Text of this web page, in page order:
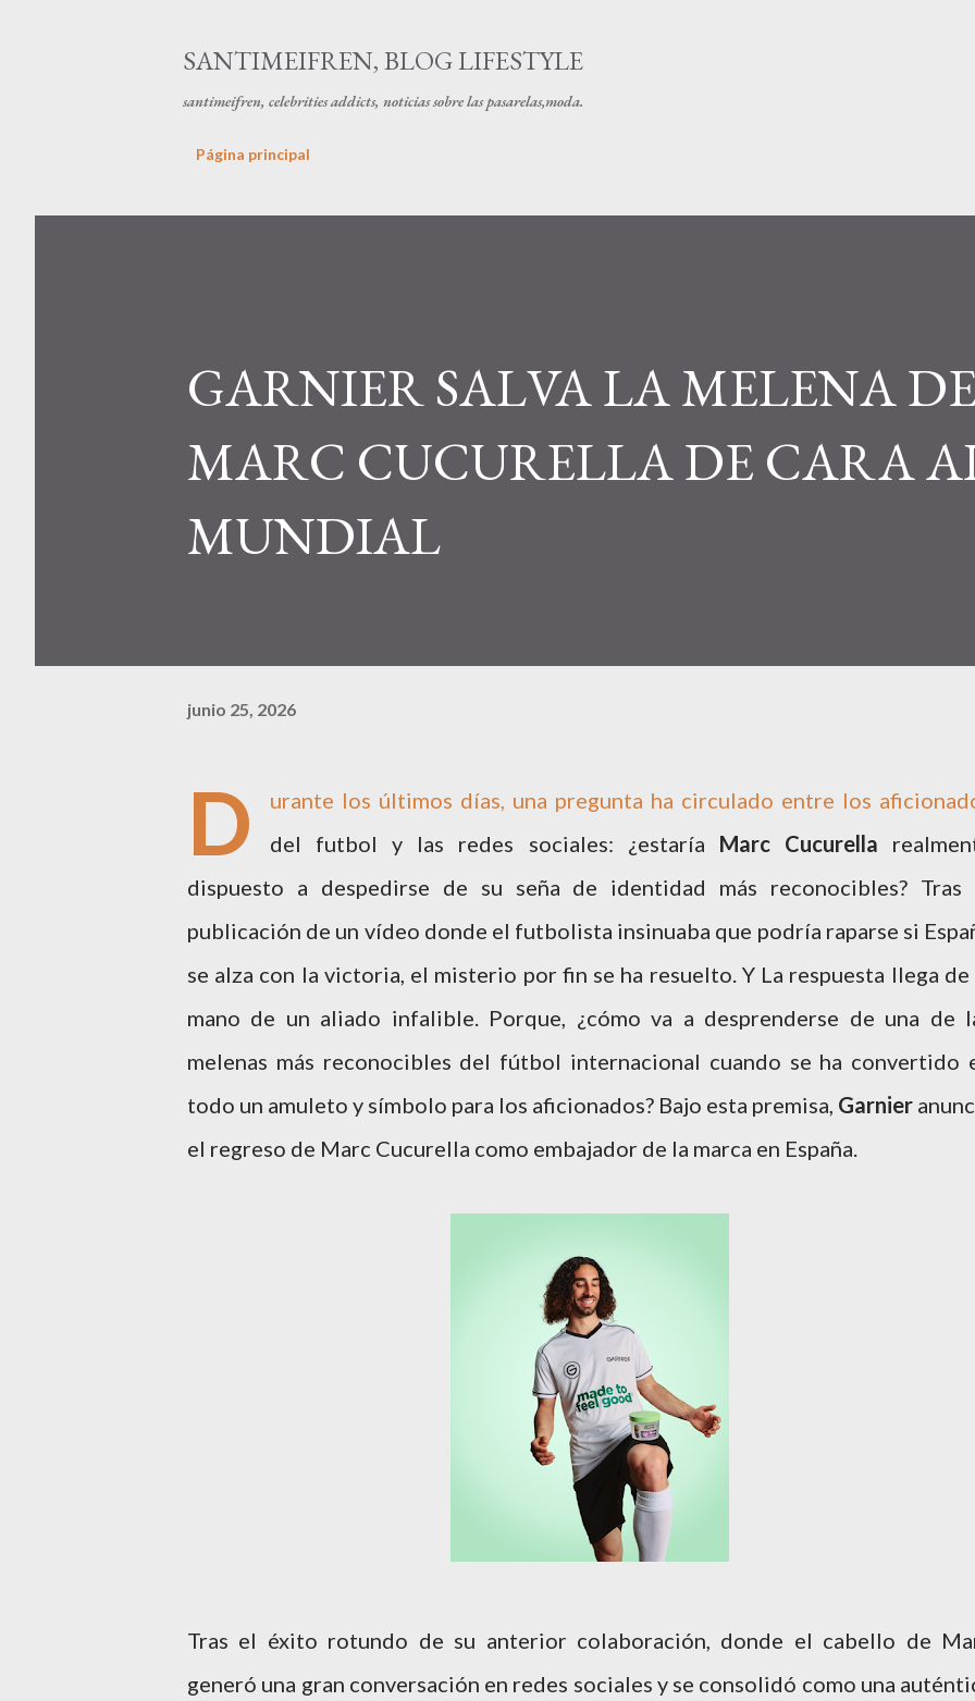
SANTIMEIFREN, BLOG LIFESTYLE
santimeifren, celebrities addicts, noticias sobre las pasarelas,moda.
Página principal
GARNIER SALVA LA MELENA DE
MARC CUCURELLA DE CARA
MUNDIAL
junio 25, 2026
D
urante los últimos días, una pregunta ha circulado entre los
del futbol y las redes sociales: ¿estaría Marc Cucurella
dispuesto a despedirse de su seña de identidad más reconocibles? Tras
publicación de un vídeo donde el futbolista insinuaba que podría raparse si
se alza con la victoria, el misterio por fin se ha resuelto. Y La respuesta llega de
mano de un aliado infalible. Porque, ¿cómo va a desprenderse de una de
melenas más reconocibles del fútbol internacional cuando se ha convertido
todo un amuleto y símbolo para los aficionados? Bajo esta premisa, Garnier
el regreso de Marc Cucurella como embajador de la marca en España.
Tras el éxito rotundo de su anterior colaboración, donde el cabello de
generó una gran conversación en redes sociales y se consolidó como una